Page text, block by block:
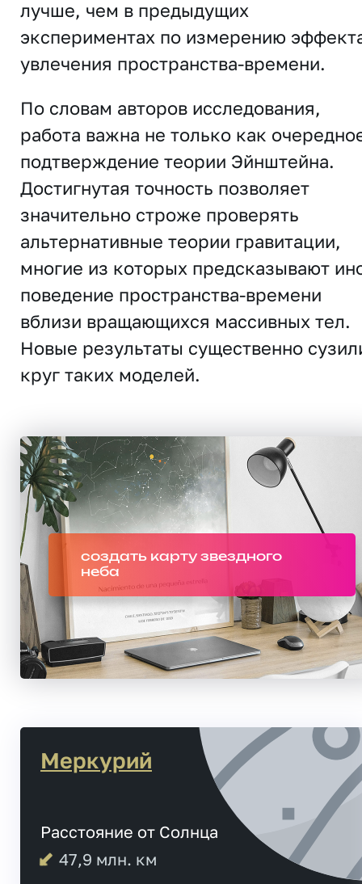
лучше, чем в предыдущих
экспериментах по измерению
увлечения пространства-времени.
По словам авторов исследования,
работа важна не только как
подтверждение теории Эйнштейна.
Достигнутая точность позволяет
значительно строже проверять
альтернативные теории гравитации,
многие из которых предсказывают
поведение пространства-времени
вблизи вращающихся массивных тел.
Новые результаты существенно
круг таких моделей.
создать карту звездного
неба
Меркурий
Расстояние от Солнца
47,9 млн. км